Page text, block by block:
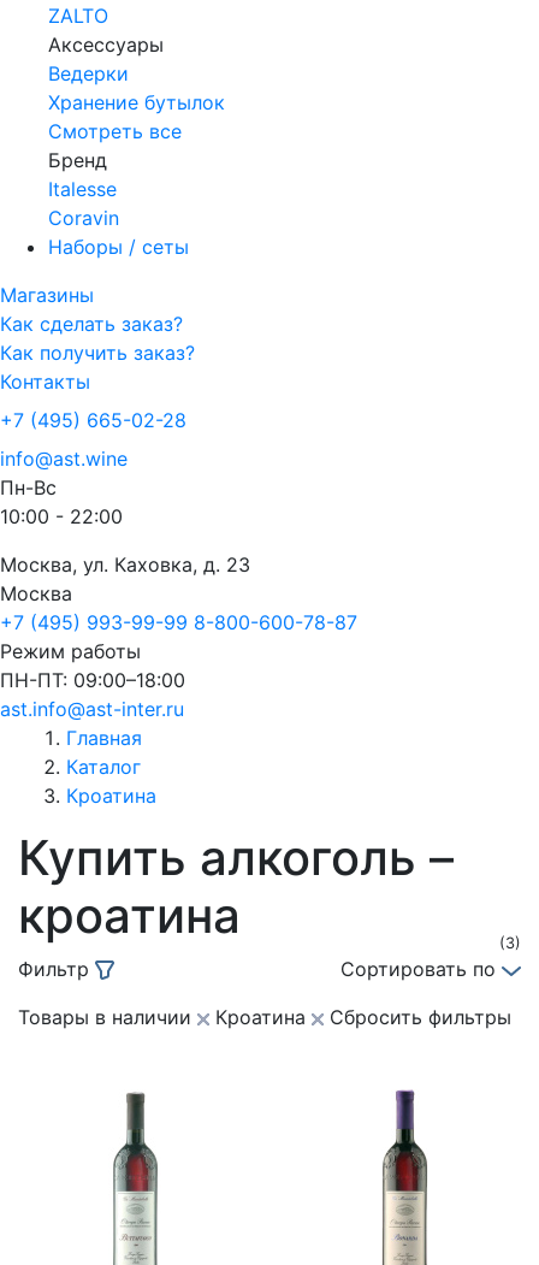
ZALTO
Аксессуары
Ведерки
Хранение бутылок
Смотреть все
Бренд
Italesse
Coravin
Наборы / сеты
Магазины
Как сделать заказ?
Как получить заказ?
Контакты
+7 (495) 665-02-28
info@ast.wine
Пн-Вс
10:00 - 22:00
Москва, ул. Каховка, д. 23
Москва
+7 (495) 993-99-99 8-800-600-78-87
Режим работы
ПН-ПТ: 09:00–18:00
ast.info@ast-inter.ru
Главная
Каталог
Кроатина
Купить алкоголь –
кроатина
(3)
Фильтр
Сортировать по
Товары в наличии
Кроатина Сбросить фильтры